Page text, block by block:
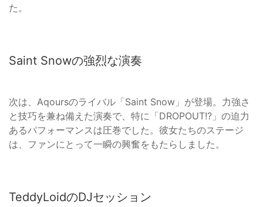
た。
Saint Snowの強烈な演奏
次は、Aqoursのライバル「Saint Snow」が登場。力強さ
と技巧を兼ね備えた演奏で、特に「DROPOUT!?」の迫力
あるパフォーマンスは圧巻でした。彼女たちのステージ
は、ファンにとって一瞬の興奮をもたらしました。
TeddyLoidのDJセッション